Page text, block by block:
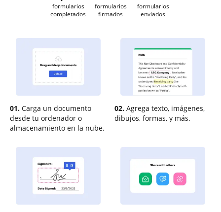
formularios
completados
formularios
firmados
formularios
enviados
01. Carga un documento
desde tu ordenador o
almacenamiento en la nube.
02. Agrega texto, imágenes,
dibujos, formas, y más.